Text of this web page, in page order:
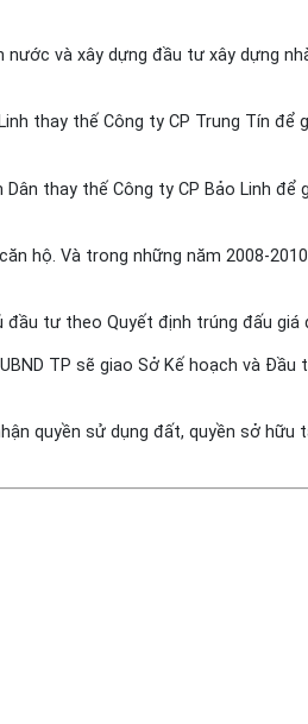
và xây dựng đầu tư xây dựng
thay thế Công ty CP Trung Tín để
thay thế Công ty CP Bảo Linh
hộ. Và trong những năm 2008-
tư theo Quyết định trúng đấu giá
TP sẽ giao Sở Kế hoạch và
quyền sử dụng đất, quyền sở hữu